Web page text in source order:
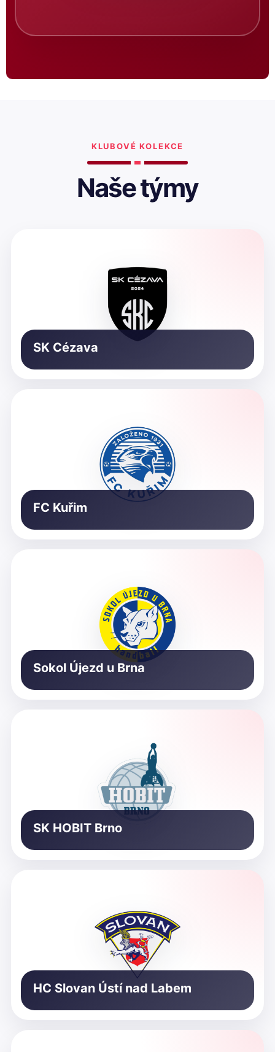
KLUBOVÉ KOLEKCE
Naše týmy
SK Cézava
FC Kuřim
Sokol Újezd u Brna
SK HOBIT Brno
HC Slovan Ústí nad Labem